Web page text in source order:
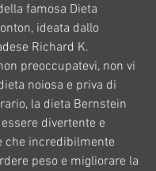
famosa Dieta
ideata dallo
Richard K.
preoccupatevi, non vi
noiosa e priva di
la dieta Bernstein
divertente e
che incredibilmente
peso e migliorare la